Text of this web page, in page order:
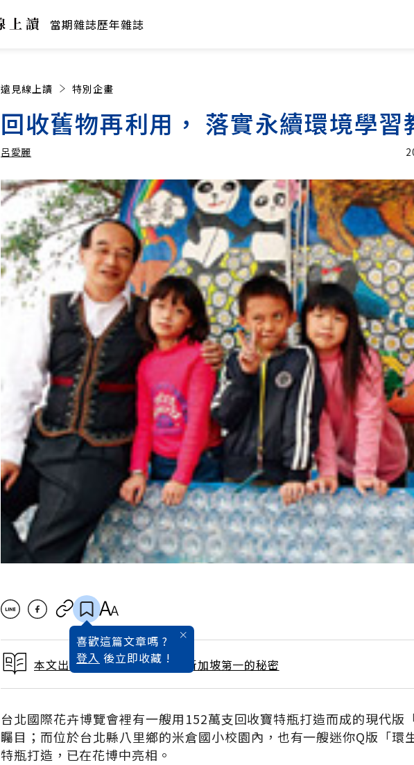
當期雜誌歷年雜誌
遠見線上讀 特別企畫
回收舊物再利用， 落實永續環境學習
呂愛麗
呂愛麗 加入追蹤
喜歡這篇文章嗎 ?
登入 後立即收藏 !
本文出自 2010 / 12月號雜誌 新加坡第一的秘密
台北國際花卉博覽會裡有一艘用152萬支回收寶特瓶打造而成的現代版
矚目；而位於台北縣八里鄉的米倉國小校園內，也有一艘迷你Q版「環
特瓶打造，已在花博中亮相。